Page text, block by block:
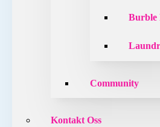
Burble
Community
Kontakt Oss